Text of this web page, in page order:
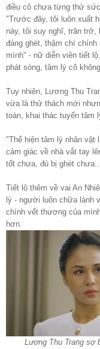
điều cô chưa từng thử
"Trước đây, tôi luôn xuất
này, tôi suy nghĩ, trăn trở,
đáng ghét, thậm chí chính
mình" - nữ diễn viên tiết
phát sóng, tâm lý cô
Tuy nhiên, Lương Thu
vừa là thử thách mới
toàn, khai thác tuyến tâm
"Thể hiện tâm lý nhân vật
cảm giác về nhà vắt tay
tốt chưa, đủ bị ghét
Tiết lộ thêm về vai An
lý - người luôn chữa lành
chính vết thương của
hơn.
Lương Thu Trang sợ